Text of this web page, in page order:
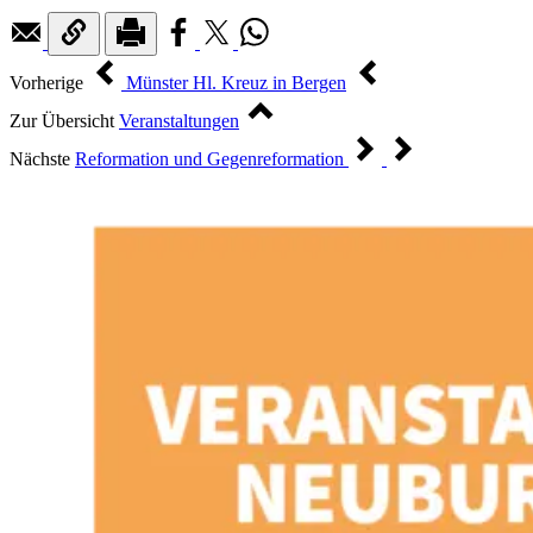
Vorherige
Münster Hl. Kreuz in Bergen
Zur Übersicht Veranstaltungen
Nächste Reformation und Gegenreformation